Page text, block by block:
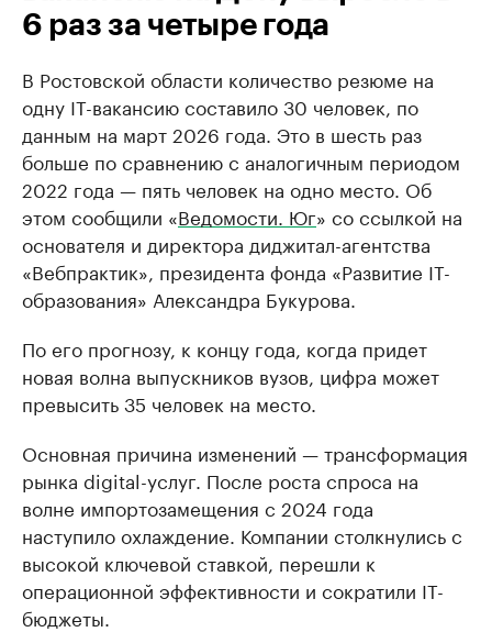
6 раз за четыре года
В Ростовской области количество резюме на
одну IT-вакансию составило 30 человек, по
данным на март 2026 года. Это в шесть раз
больше по сравнению с аналогичным периодом
2022 года — пять человек на одно место. Об
этом сообщили «Ведомости. Юг» со ссылкой на
основателя и директора диджитал-агентства
«Вебпрактик», президента фонда «Развитие IT-
образования» Александра Букурова.
По его прогнозу, к концу года, когда придет
новая волна выпускников вузов, цифра может
превысить 35 человек на место.
Основная причина изменений — трансформация
рынка digital-услуг. После роста спроса на
волне импортозамещения с 2024 года
наступило охлаждение. Компании столкнулись с
высокой ключевой ставкой, перешли к
операционной эффективности и сократили IT-
бюджеты.